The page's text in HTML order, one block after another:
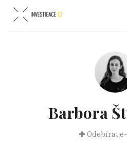
Barbora
Odebírat